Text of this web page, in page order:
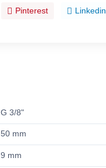
Pinterest Linkedin
G 3/8"
50 mm
9 mm